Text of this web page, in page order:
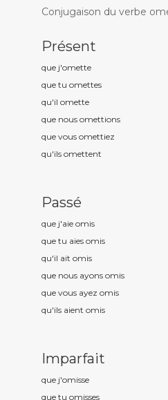
Conjugaison du verbe
Présent
que j'omette
que tu omettes
qu'il omette
que nous omettions
que vous omettiez
qu'ils omettent
Passé
que j'aie omis
que tu aies omis
qu'il ait omis
que nous ayons omis
que vous ayez omis
qu'ils aient omis
Imparfait
que j'omisse
que tu omisses